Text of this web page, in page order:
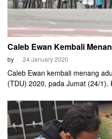
Caleb Ewan Kembali
by 24 January 2020
Caleb Ewan kembali menang
(TDU) 2020, pada Jumat (24/1).
Ewan mampu tampil tenang di
berliku, lalu menang adu peluru
(Deceuninck-QuickStep).